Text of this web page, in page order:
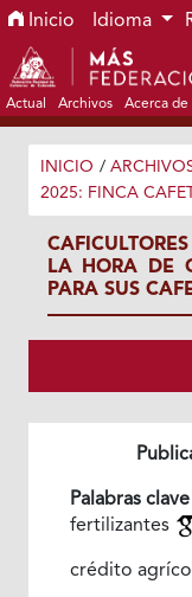
Ir al menú de
Ir al contenido
Ir al pie de página
Inicio Idioma
Actual Archivos Acerca de
INICIO /
2025: FINCA
LA HORA DE
PARA SUS
Palabras clave
fertilizantes
crédito